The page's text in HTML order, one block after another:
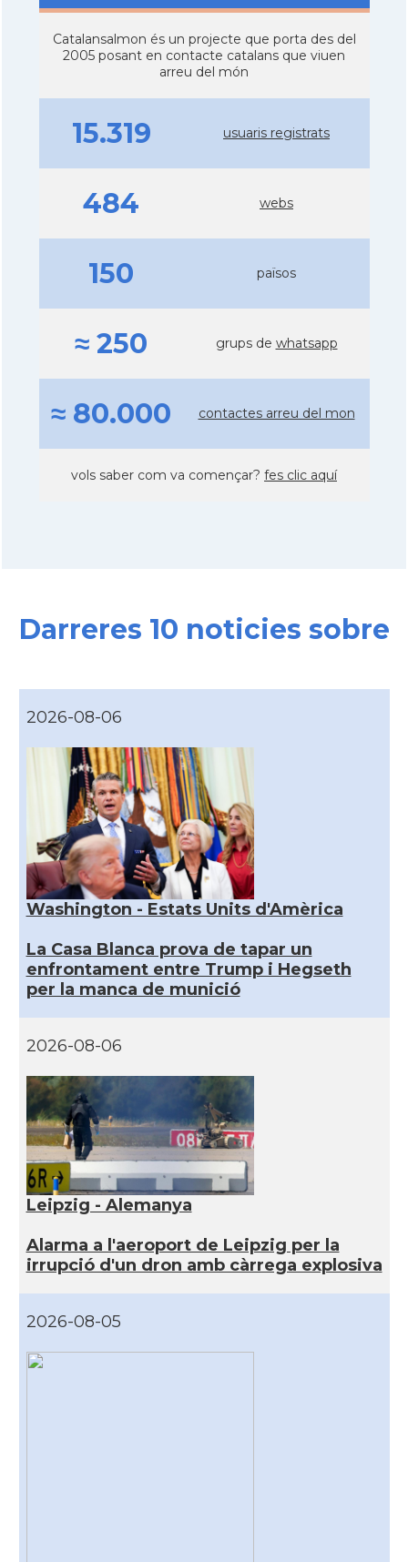
Catalansalmon és un projecte que porta des del
2005 posant en contacte catalans que viuen
arreu del món
15.319 usuaris registrats
484 webs
150 països
≈ 250 grups de whatsapp
≈ 80.000 contactes arreu del mon
vols saber com va començar? fes clic aquí
Darreres 10 noticies sobre
2026-08-06
Washington - Estats Units d'Amèrica
La Casa Blanca prova de tapar un
enfrontament entre Trump i Hegseth
per la manca de munició
2026-08-06
Leipzig - Alemanya
Alarma a l'aeroport de Leipzig per la
irrupció d'un dron amb càrrega explosiva
2026-08-05